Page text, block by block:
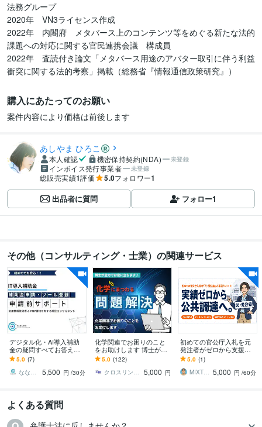
法務グループ
2020年　VN3ライセンス作成
2022年　内閣府　メタバース上のコンテンツ等をめぐる新たな法的
課題への対応に関する官民連携会議　構成員
2022年　査読付き論文「メタバース用途のアバター取引に伴う利益
衝突に関する法的考察」掲載（総務省『情報通信政策研究』）
購入にあたってのお願い
案件内容により価格は前後します
あしやま ひろこ
本人確認 機密保持契約(NDA) 未登録
インボイス発行事業者 未登録
総販売実績1評価 5.0フォロワー1
出品者に質問 フォロー1
その他（コンサルティング・士業）の関連サービス
デジタル化・AI導入補助
金の疑問すべてお答えし
ます 【初めてでも安心】
応用情報技術者 の有資格
者が万全のサポート
5.0 (7)
なないろバックオフィス
5,500 円 /30分
化学関連でお困りのこと
をお助けします 博士が懇
切丁寧に化学にまつわる
問題の解決にお役に立ち
ます
5.0 (122)
クロスリンク＆リサーチ
5,000 円
初めての官公庁入札を元
発注者がゼロから支援し
ます 実績ゼロから公共調
達へ。元発注者が個別サ
ポート
5.0 (1)
MIXTRY 5,000 円 /60分
よくある質問